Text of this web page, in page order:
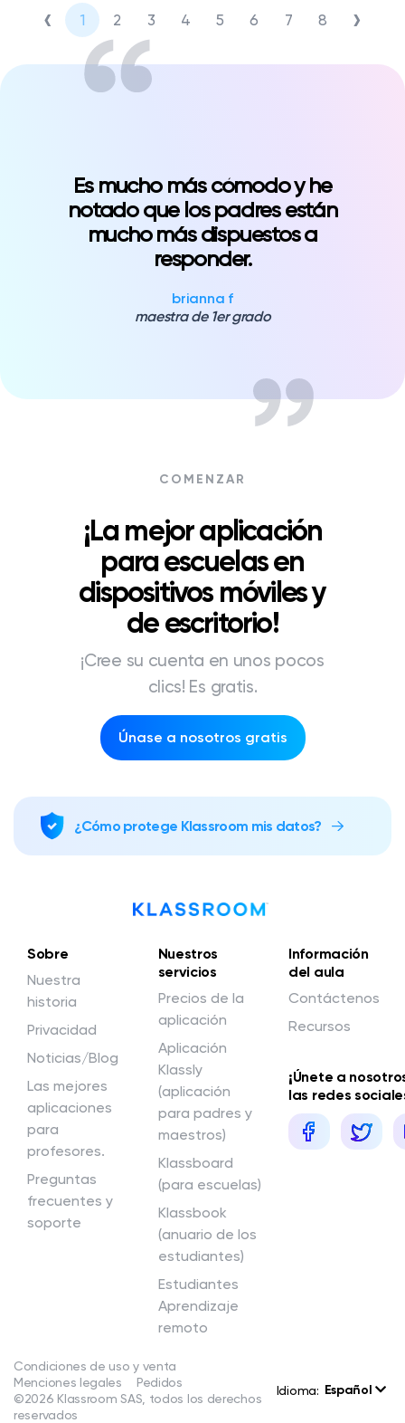
‹ 1 2 3 4 5 6 7 8 ›
Es mucho más cómodo y he
notado que los padres están
mucho más dispuestos a
responder.
brianna f
maestra de 1er grado
COMENZAR
¡La mejor aplicación
para escuelas en
dispositivos móviles y
de escritorio!
¡Cree su cuenta en unos pocos
clics! Es gratis.
Únase a nosotros gratis
¿Cómo protege Klassroom mis datos?
Sobre
Nuestra
historia
Privacidad
Noticias/Blog
Las mejores
aplicaciones
para
profesores.
Preguntas
frecuentes y
soporte
Nuestros
servicios
Precios de la
aplicación
Aplicación
Klassly
(aplicación
para padres y
maestros)
Klassboard
(para escuelas)
Klassbook
(anuario de los
estudiantes)
Estudiantes
Aprendizaje
remoto
Información
del aula
Contáctenos
Recursos
¡Únete a
las redes
©2026 Klassroom SAS, todos los derechos
reservados
Condiciones de uso y venta
Menciones legales
Pedidos
Idioma: Español